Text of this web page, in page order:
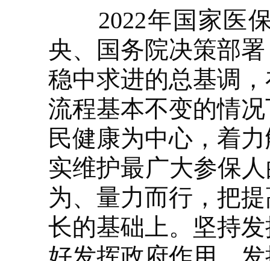
2022年国家医保
央、国务院决策部
稳中求进的总基调
流程基本不变的情
民健康为中心，着
实维护最广大参保
为、量力而行，把
长的基础上。坚持